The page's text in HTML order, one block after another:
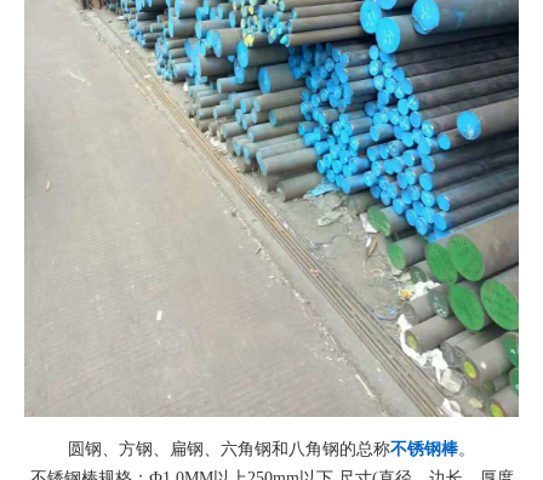
圆钢、方钢、扁钢、六角钢和八角钢的总称不锈钢棒。